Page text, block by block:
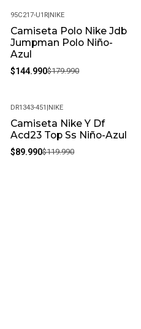
-19%
95C217-U1R NIKE
Camiseta Polo Nike Jdb
Jumpman Polo Niño-
Azul
$144.990$179.990
-25%
DR1343-451 NIKE
Camiseta Nike Y Df
Acd23 Top Ss Niño-Azul
$89.990$119.990